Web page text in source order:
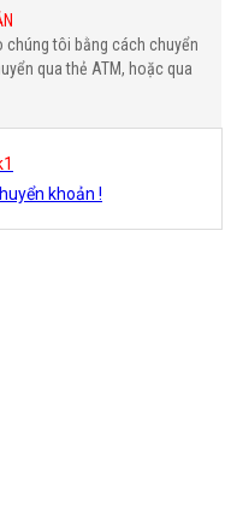
chúng tôi bằng cách chuyển
qua thẻ ATM, hoặc qua
khoản !